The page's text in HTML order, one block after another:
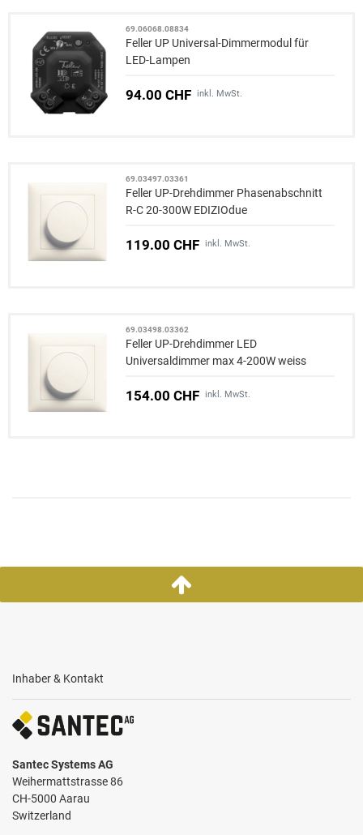
69.06068.08834
Feller UP Universal-Dimmermodul für
LED-Lampen
94.00 CHF inkl. MwSt.
69.03497.03361
Feller UP-Drehdimmer Phasenabschnitt
R-C 20-300W EDIZIOdue
119.00 CHF inkl. MwSt.
69.03498.03362
Feller UP-Drehdimmer LED
Universaldimmer max 4-200W weiss
154.00 CHF inkl. MwSt.
Inhaber & Kontakt
Santec Systems AG
Weihermattstrasse 86
CH-5000 Aarau
Switzerland